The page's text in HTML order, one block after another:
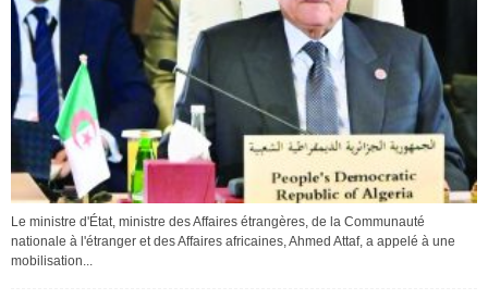
Le ministre d'État, ministre des Affaires étrangères, de la Communauté
nationale à l'étranger et des Affaires africaines, Ahmed Attaf, a appelé à une
mobilisation...